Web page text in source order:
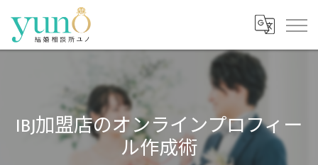
IBJ加盟店のオンラインプロフィー
ル作成術